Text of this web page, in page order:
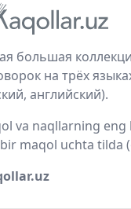
большая
на трёх
английский).
va naqllarning eng
maqol uchta tilda